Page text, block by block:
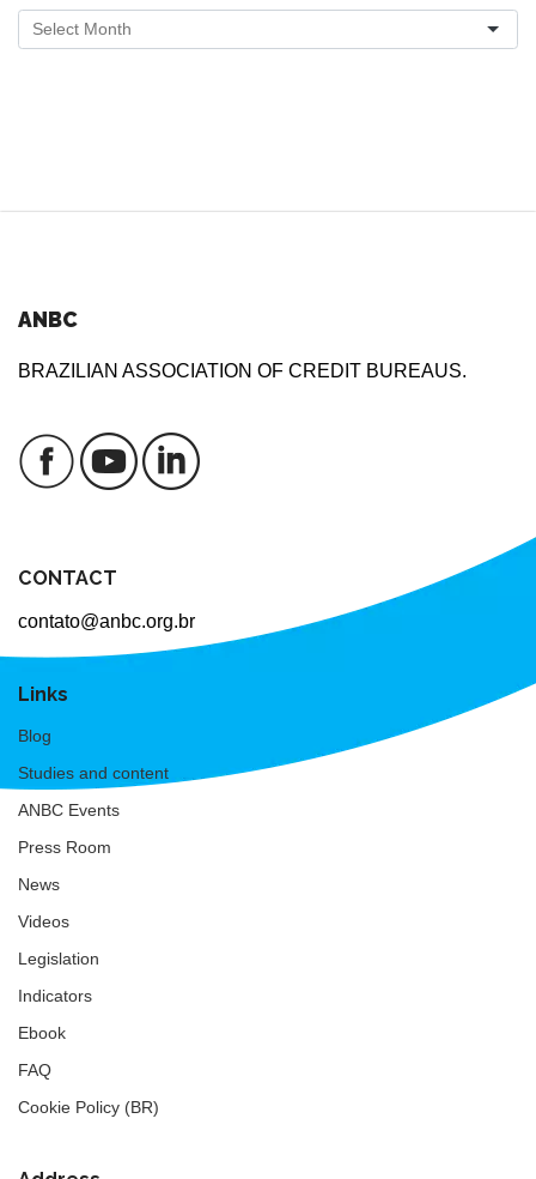
ANBC
BRAZILIAN ASSOCIATION OF CREDIT BUREAUS.
CONTACT
contato@anbc.org.br
Links
Blog
Studies and content
ANBC Events
Press Room
News
Videos
Legislation
Indicators
Ebook
FAQ
Cookie Policy (BR)